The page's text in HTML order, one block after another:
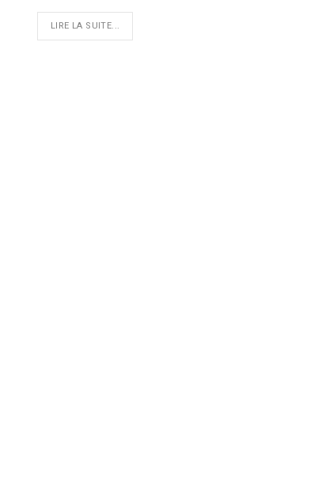
LIRE LA SUITE...